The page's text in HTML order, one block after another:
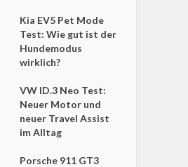
Kia EV5 Pet Mode
Test: Wie gut ist der
Hundemodus
wirklich?
VW ID.3 Neo Test:
Neuer Motor und
neuer Travel Assist
im Alltag
Porsche 911 GT3